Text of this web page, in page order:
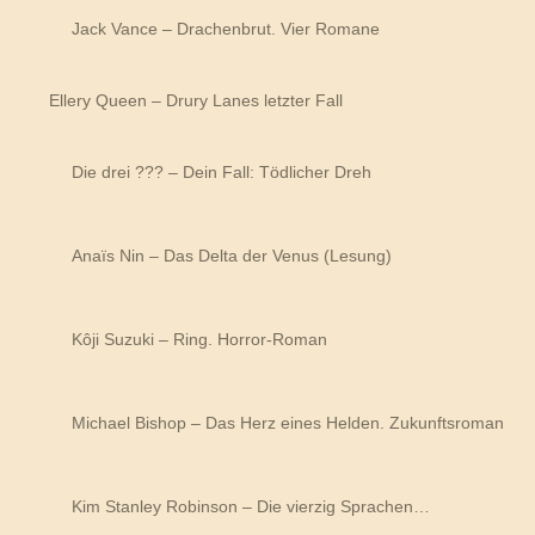
Jack Vance – Drachenbrut. Vier Romane
Ellery Queen – Drury Lanes letzter Fall
Die drei ??? – Dein Fall: Tödlicher Dreh
Anaïs Nin – Das Delta der Venus (Lesung)
Kôji Suzuki – Ring. Horror-Roman
Michael Bishop – Das Herz eines Helden. Zukunftsroman
Kim Stanley Robinson – Die vierzig Sprachen…